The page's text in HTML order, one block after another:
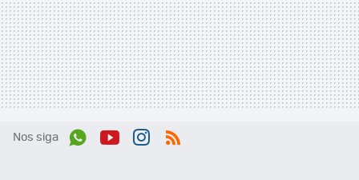
Nos siga